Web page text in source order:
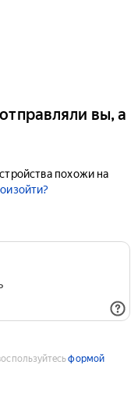
вы, а
похожи на
формой